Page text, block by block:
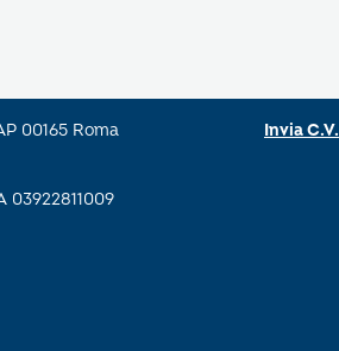
00165 Roma
03922811009
Invia C.V.